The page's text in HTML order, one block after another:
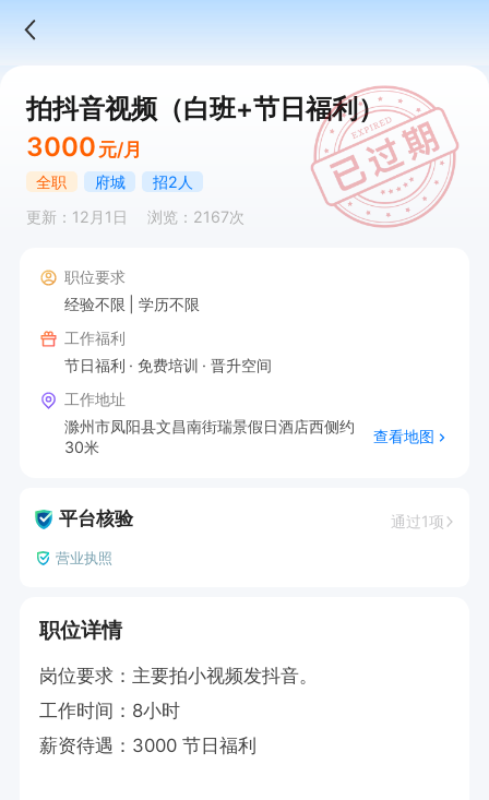
拍抖音视频（白班+节日福利）
3000 元/月
全职 府城
招2人
更新：12月1日
浏览：2167次
职位要求
经验不限
学历不限
工作福利
节日福利
免费培训
晋升空间
工作地址
滁州市凤阳县文昌南街瑞景假日酒店西侧约
30米
查看地图
平台核验 通过1项
营业执照
职位详情
岗位要求：主要拍小视频发抖音。
工作时间：8小时
薪资待遇：3000 节日福利